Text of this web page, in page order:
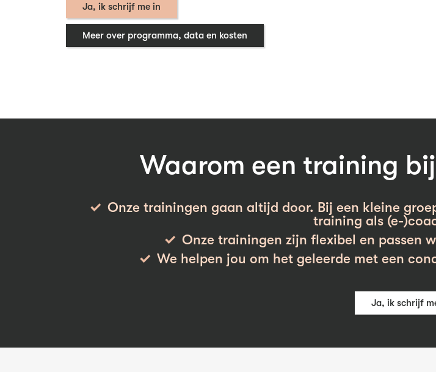
Ja, ik schrijf me in
Meer over programma, data en kosten
Waarom een training
Onze trainingen gaan altijd door. Bij een kleine
training als (e-
Onze trainingen zijn flexibel en passen
We helpen jou om het geleerde met een
Ja, ik schrijf